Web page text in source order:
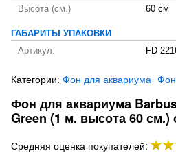
Высота (см.)
60 см
ГАБАРИТЫ УПАКОВКИ
Артикул:
FD-
Категории: Фон для аквариума
Фон для аквариума
Green (1 м. высота 60
Средняя оценка покупателей: